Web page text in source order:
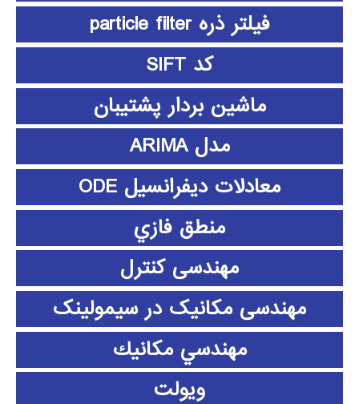
فیلتر ذره particle filter
کد SIFT
ماشین بردار پشتیبان
مدل ARIMA
معادلات دیفرانسیل ODE
منطق فازي
مهندسی کنترل
مهندسی مکانیک در سیمولینک
مهندسي مكانيك
ویولت